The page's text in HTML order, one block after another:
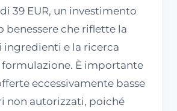
39 EUR, un investimento
benessere che riflette la
e la ricerca
formulazione. È importante
eccessivamente basse
non autorizzati, poiché